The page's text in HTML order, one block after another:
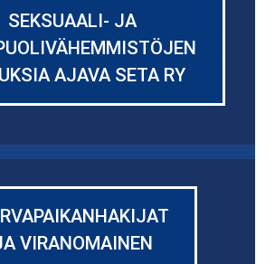
SEKSUAALI- JA
AJAVA SETA RY
VIRANOMAINEN